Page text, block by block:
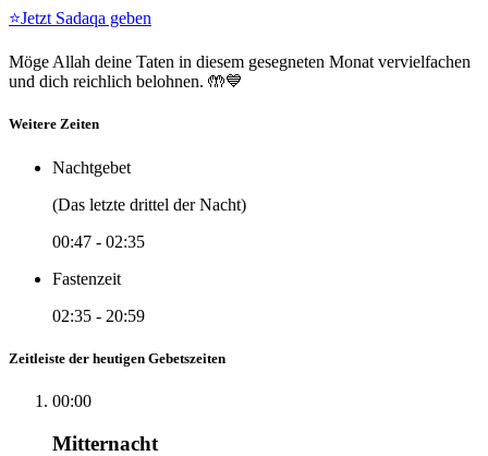
⭐Jetzt Sadaqa geben
Möge Allah deine Taten in diesem gesegneten Monat vervielfachen
und dich reichlich belohnen. 🤲💙
Weitere Zeiten
Nachtgebet
(Das letzte drittel der Nacht)
00:47 - 02:35
Fastenzeit
02:35 - 20:59
Zeitleiste der heutigen Gebetszeiten
00:00
Mitternacht